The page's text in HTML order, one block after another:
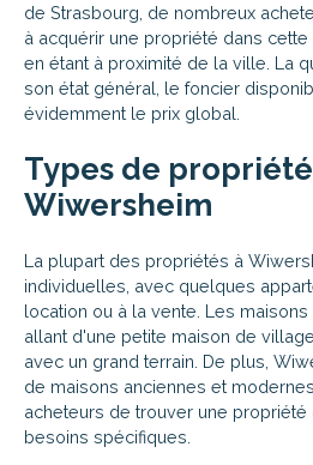
de Strasbourg, de nombreux
à acquérir une propriété dans
en étant à proximité de la ville. La
son état général, le foncier
évidemment le prix global.
Types de
Wiwersheim
La plupart des propriétés à
individuelles, avec quelques
location ou à la vente. Les
allant d'une petite maison de
avec un grand terrain. De plus,
de maisons anciennes et
acheteurs de trouver une
besoins spécifiques.